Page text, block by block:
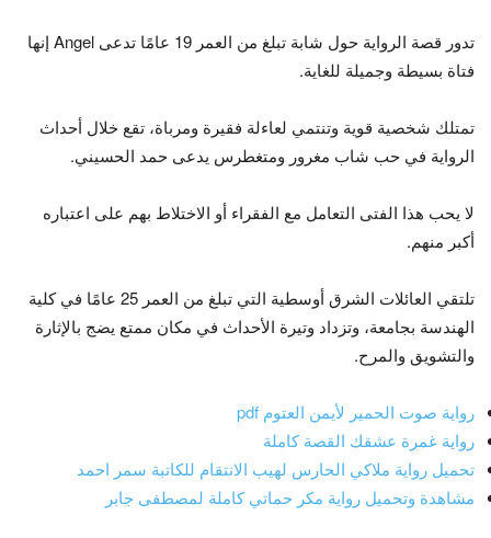
تدور قصة الرواية حول شابة تبلغ من العمر 19 عامًا تدعى Angel إنها
فتاة بسيطة وجميلة للغاية.
تمتلك شخصية قوية وتنتمي لعاءلة فقيرة ومرباة، تقع خلال أحداث
الرواية في حب شاب مغرور ومتغطرس يدعى حمد الحسيني.
لا يحب هذا الفتى التعامل مع الفقراء أو الاختلاط بهم على اعتباره
أكبر منهم.
تلتقي العائلات الشرق أوسطية التي تبلغ من العمر 25 عامًا في كلية
الهندسة بجامعة، وتزداد وتيرة الأحداث في مكان ممتع يضج بالإثارة
والتشويق والمرح.
رواية صوت الحمير لأيمن العتوم pdf
رواية غمرة عشقك القصة كاملة
تحميل رواية ملاكي الحارس لهيب الانتقام للكاتبة سمر احمد
مشاهدة وتحميل رواية مكر حماتي كاملة لمصطفى جابر